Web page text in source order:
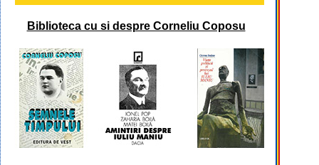
Biblioteca cu si despre Corneliu Coposu